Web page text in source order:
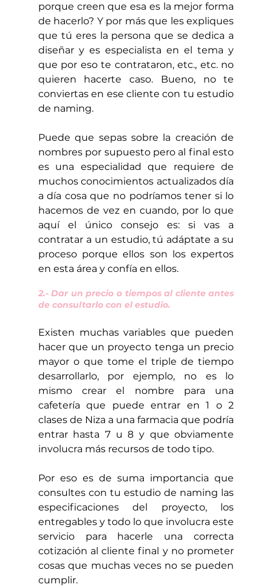
porque creen que esa es la mejor forma
de hacerlo? Y por más que les expliques
que tú eres la persona que se dedica a
diseñar y es especialista en el tema y
que por eso te contrataron, etc., etc. no
quieren hacerte caso. Bueno, no te
conviertas en ese cliente con tu estudio
de naming.
Puede que sepas sobre la creación de
nombres por supuesto pero al final esto
es una especialidad que requiere de
muchos conocimientos actualizados día
a día cosa que no podríamos tener si lo
hacemos de vez en cuando, por lo que
aquí el único consejo es: si vas a
contratar a un estudio, tú adáptate a su
proceso porque ellos son los expertos
en esta área y confía en ellos.
2.- Dar un precio o tiempos al cliente antes
de consultarlo con el estudio.
Existen muchas variables que pueden
hacer que un proyecto tenga un precio
mayor o que tome el triple de tiempo
desarrollarlo, por ejemplo, no es lo
mismo crear el nombre para una
cafetería que puede entrar en 1 o 2
clases de Niza a una farmacia que podría
entrar hasta 7 u 8 y que obviamente
involucra más recursos de todo tipo.
Por eso es de suma importancia que
consultes con tu estudio de naming las
especificaciones del proyecto, los
entregables y todo lo que involucra este
servicio para hacerle una correcta
cotización al cliente final y no prometer
cosas que muchas veces no se pueden
cumplir.